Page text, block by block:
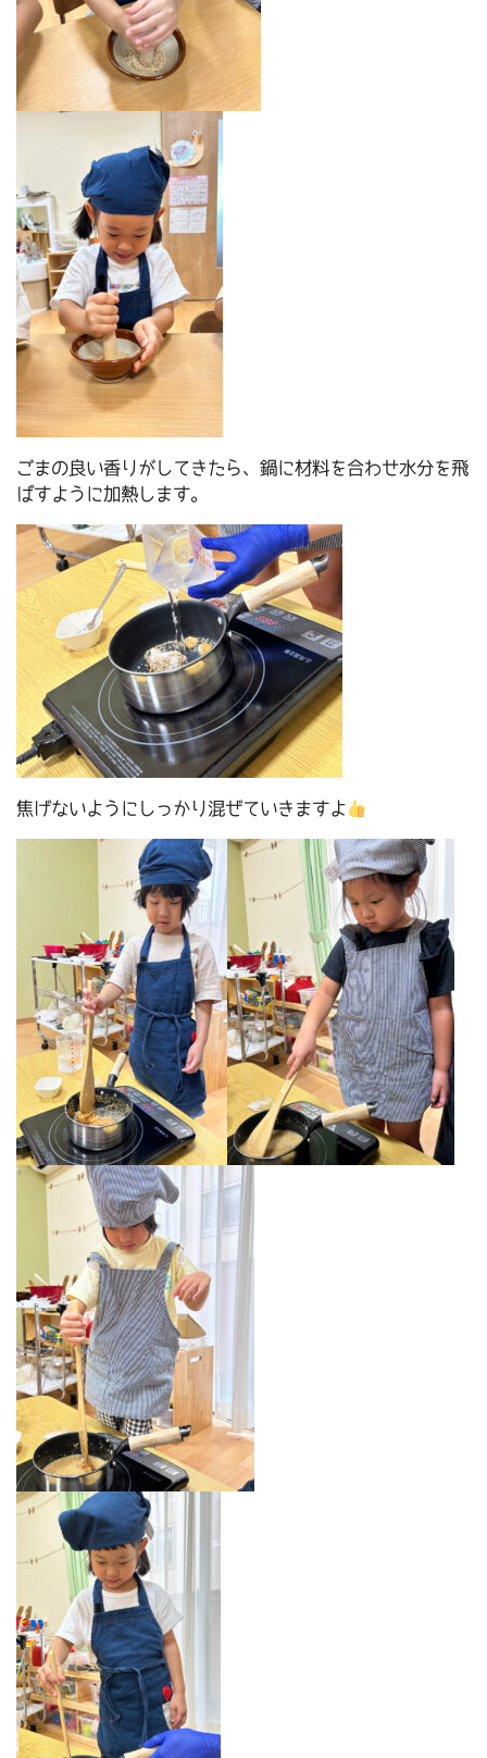
ごまの良い香りがしてきたら、鍋に材料を合わせ水分を飛
ばすように加熱します。
焦げないようにしっかり混ぜていきますよ